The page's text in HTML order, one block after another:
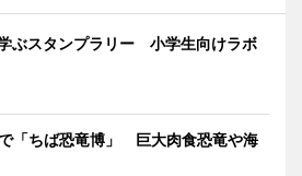
ぶスタンプラリー 小学生向けラボ
「ちば恐竜博」 巨大肉食恐竜や海